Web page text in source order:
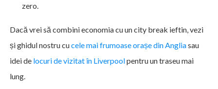
zero.
Dacă vrei să combini economia cu un city break ieftin, vezi
și ghidul nostru cucele mai frumoase orașe din Angliasau
idei de locuri de vizitat în Liverpoolpentru un traseu mai
lung.